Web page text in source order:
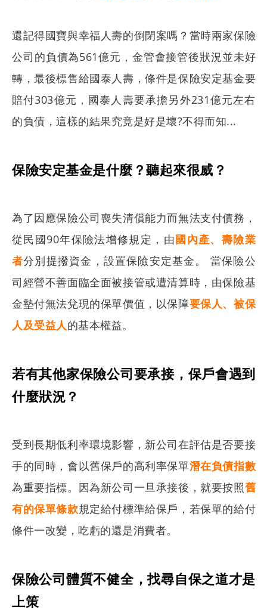
還記得國寶與幸福人壽的倒閉案嗎？當時兩家保險
公司的負債為561億元，金管會接管後狀況並未好
轉，最後標售給國泰人壽，條件是保險安定基金要
賠付303億元，國泰人壽要承擔另外231億元左右
的負債，這樣的結果究竟是好是壞?不得而知...
保險安定基金是什麼？聽起來很威？
為了因應保險公司喪失清償能力而無法支付債務，
從民國90年保險法增修規定，由國內產、壽險業
者分別提撥資金，設置保險安定基金。 當保險公
司經營不善面臨全面被接管或遭清算時，由保險基
金墊付無法兌現的保單價值，以保障要保人、被保
人及受益人的基本權益。
若有其他家保險公司要承接，保戶會遇到
什麼狀況？
受到長期低利率環境影響，新公司在評估是否要接
手的同時，會以舊保戶的高利率保單潛在負債指數
為重要指標。因為新公司一旦承接後，就要按照舊
有的保單條款規定給付標準給保戶，若保單的給付
條件一改變，吃虧的還是消費者。
保險公司體質不健全，找尋自保之道才是
上策